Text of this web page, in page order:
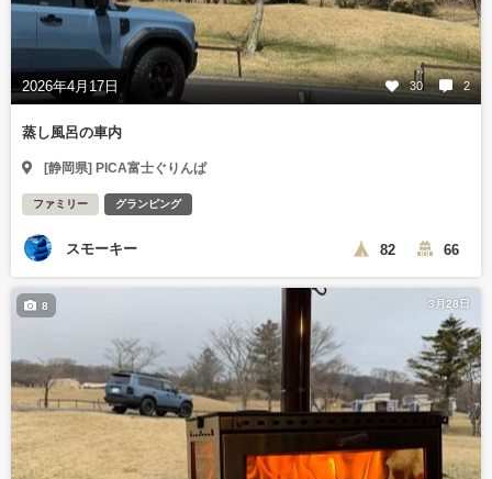
2026年4月17日 30 2
蒸し風呂の車内
[静岡県] PICA富士ぐりんぱ
ファミリー グランピング
スモーキー 82 66
3月28日
8